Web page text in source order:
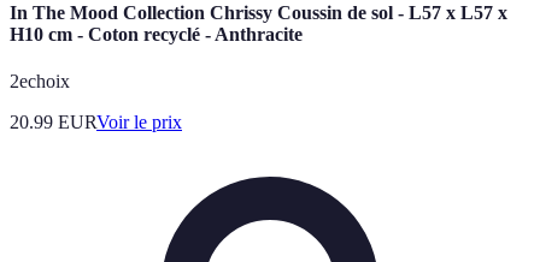
In The Mood Collection Chrissy Coussin de sol - L57 x L57 x
H10 cm - Coton recyclé - Anthracite
2echoix
20.99 EURVoir le prix